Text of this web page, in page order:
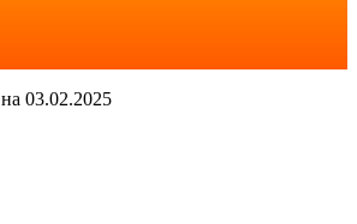
на 03.02.2025